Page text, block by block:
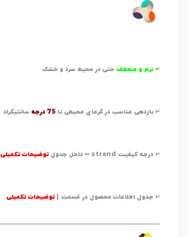
در
امتیازدهی
↵نرم و منعطف حتی در محیط سرد و خشک
↵ بازدهی مناسب در گرمای محیطی تا 75 درجه سانتیگراد
↵ درجه کیفیت strand ⇐ داخل جدول توضیحات تکمیلی
↵ جدول اطلاعات محصول در قسمت |توضیحات تکمیلی